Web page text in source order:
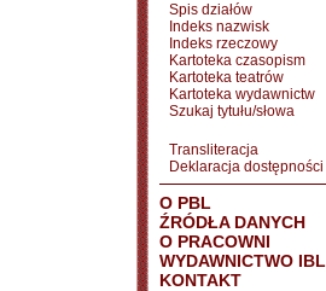
Spis działów
Indeks nazwisk
Indeks rzeczowy
Kartoteka czasopism
Kartoteka teatrów
Kartoteka wydawnictw
Szukaj tytułu/słowa
Transliteracja
Deklaracja dostępności
O PBL
ŹRÓDŁA DANYCH
O PRACOWNI
WYDAWNICTWO IBL
KONTAKT